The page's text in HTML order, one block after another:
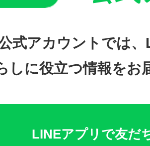
式アカウントでは
しに役立つ情報をお
LINEアプリで友だ